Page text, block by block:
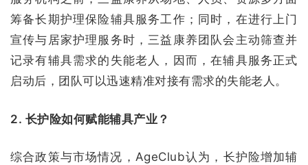
筹备长期护理保险辅具服务工作；同时，在进行上门
宣传与居家护理服务时，三益康养团队会主动筛查并
记录有辅具需求的失能老人，因而，在辅具服务正式
启动后，团队可以迅速精准对接有需求的失能老人。
2. 长护险如何赋能辅具产业？
综合政策与市场情况，AgeClub认为，长护险增加辅